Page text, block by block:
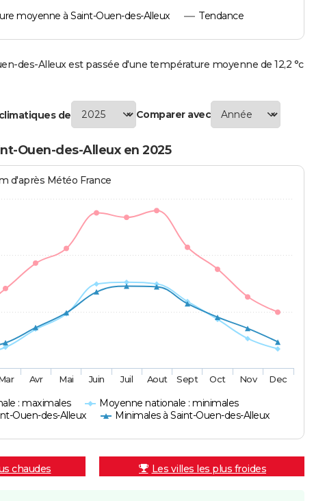
moyenne à Saint-Ouen-des-Alleux Tendance
des-Alleux est passée d'une température moyenne de 12,2 °c
de Comparer avec
Ouen-des-Alleux en 2025
d'après Météo France
: maximales
Moyenne nationale : minimales
Ouen-des-Alleux
Minimales à Saint-Ouen-des-Alleux
Avr Mai Juin Juil Aout Sept Oct Nov Dec
chaudes Les villes les plus froides